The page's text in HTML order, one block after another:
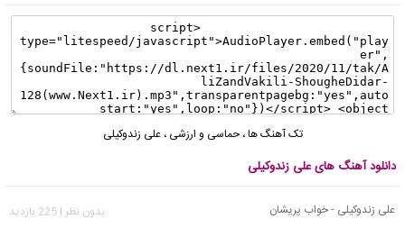
تک آهنگ ها،حماسی و ارزشی ،علی زندوکیلی
دانلود آهنگ های علی زندوکیلی
علی زندوکیلی - خواب پریشان
بدون نظر | 225 بازدید